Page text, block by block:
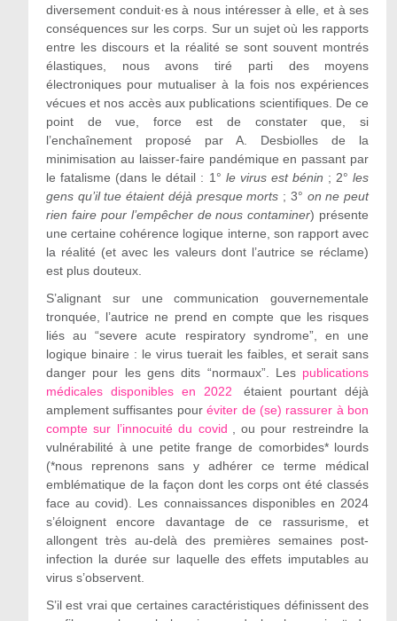
diversement conduit·es à nous intéresser à elle, et à ses
conséquences sur les corps. Sur un sujet où les rapports
entre les discours et la réalité se sont souvent montrés
élastiques, nous avons tiré parti des moyens
électroniques pour mutualiser à la fois nos expériences
vécues et nos accès aux publications scientifiques. De ce
point de vue, force est de constater que, si
l’enchaînement proposé par A. Desbiolles de la
minimisation au laisser-faire pandémique en passant par
le fatalisme (dans le détail : 1° le virus est bénin ; 2°les
gens qu’il tue étaient déjà presque morts ; 3° on ne peut
rien faire pour l’empêcher de nous contaminer) présente
une certaine cohérence logique interne, son rapport avec
la réalité (et avec les valeurs dont l’autrice se réclame)
est plus douteux.
S’alignant sur une communication gouvernementale
tronquée, l’autrice ne prend en compte que les risques
liés au “severe acute respiratory syndrome”, en une
logique binaire : le virus tuerait les faibles, et serait sans
danger pour les gens dits “normaux”. Les publications
médicales disponibles en 2022
étaient pourtant déjà
amplement suffisantes pouréviter de (se) rassurer à bon
compte sur l’innocuité du covid
, ou pour restreindre la
vulnérabilité à une petite frange de comorbides* lourds
(*nous reprenons sans y adhérer ce terme médical
emblématique de la façon dont les corps ont été classés
face au covid). Les connaissances disponibles en 2024
s’éloignent encore davantage de ce rassurisme, et
allongent très au-delà des premières semaines post-
infection la durée sur laquelle des effets imputables au
virus s’observent.
S’il est vrai que certaines caractéristiques définissent des